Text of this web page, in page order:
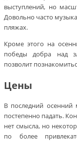
выступлений, но
Довольно часто
пляжах.
Кроме этого на
победы добра над
позволит
Цены
В последний осенний
постепенно падать.
нет смысла, но
по более